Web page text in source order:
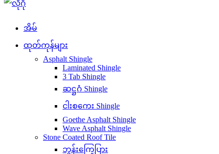
အိမ်
ထုတ်ကုန်များ
Asphalt Shingle
Laminated Shingle
3 Tab Shingle
ဆဋ္ဌဂံ Shingle
ငါးစကေး Shingle
Goethe Asphalt Shingle
Wave Asphalt Shingle
Stone Coated Roof Tile
ဘွန်းကြွေပြား